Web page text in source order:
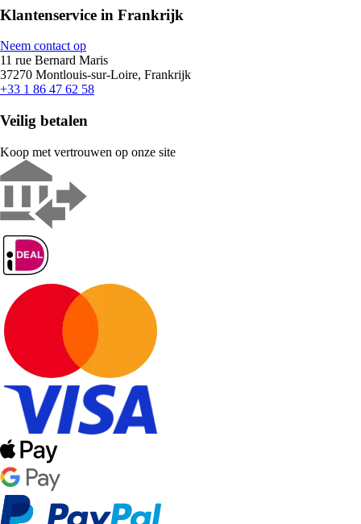
Klantenservice in Frankrijk
Neem contact op
11 rue Bernard Maris
37270 Montlouis-sur-Loire, Frankrijk
+33 1 86 47 62 58
Veilig betalen
Koop met vertrouwen op onze site